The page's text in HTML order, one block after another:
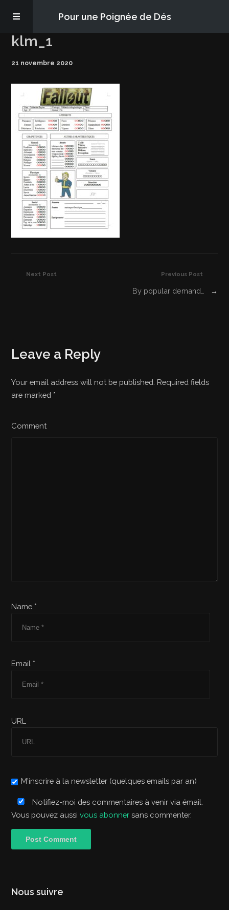
Pour une Poignée de Dés
Les épisodes
S’abonner
Blog
À propos
klm_1
21 novembre 2020
Previous Post
By popular demand… →
Next Post
Leave a Reply
Your email address will not be published. Required fields
are marked *
Comment
Name *
Email *
URL
M'inscrire à la newsletter (quelques emails par an)
Notifiez-moi des commentaires à venir via émail.
Vous pouvez aussivous abonner sans commenter.
Nous suivre